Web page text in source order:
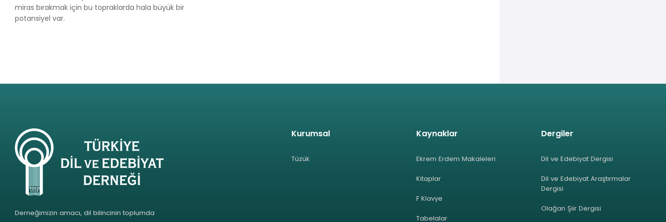
miras bırakmak için bu topraklarda hala büyük bir
potansiyel var.
Derneğimizin amacı, dil bilincinin toplumda
Kurumsal
Tüzük
Kaynaklar
Ekrem Erdem Makaleleri
Kitaplar
F Klavye
Tabelalar
Dergiler
Dil ve Edebiyat Dergisi
Dil ve Edebiyat Araştırmalar
Dergisi
Olağan Şiir Dergisi